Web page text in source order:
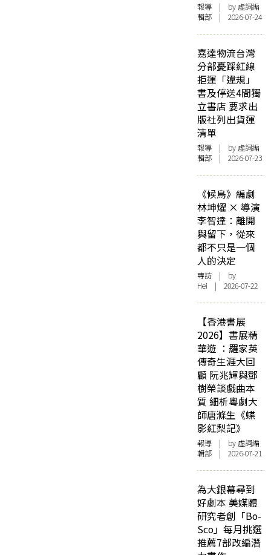
報導 | by 虛詞編
輯部 | 2026-07-24
嘉達物流台灣
分部憂踩紅線
拒運「違規」
書及停送4間獨
立書店 要求出
版社列出貨運
清單
報導 | by 虛詞編
輯部 | 2026-07-23
《候鳥》編劇
林坤燿 × 導演
李智達：離開
與留下，從來
都不只是一個
人的決定
專訪 | by
Hei | 2026-07-22
【香港書展
2026】書展精
華遊 ：羅家英
傳奇生涯大回
顧 阮兆輝與鄧
樹榮談戲曲本
質 細析粵劇大
師唐滌生《蝶
影紅梨記》
報導 | by 虛詞編
輯部 | 2026-07-21
為大銀幕尋到
好劇本 美媒體
研究者創「Bo-
Sco」每月挑選
推薦7部改編潛